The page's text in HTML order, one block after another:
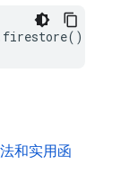
和实用函